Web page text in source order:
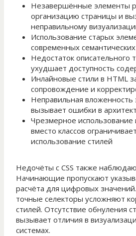
Незавершённые элементы
организацию страницы и
неправильному
Использование старых
современных
Недостаток описательного
ухудшает доступность
Инлайновые стили в HTML
сопровождение и
Неправильная вложенность
вызывает ошибки в
Чрезмерное
вместо классов
использование стилей
Недочёты с CSS также
Начинающие пропускают
расчёта для цифровых
точные селекторы усложняют
стилей. Отсутствие обнуления
вызывает отличия в
системах.